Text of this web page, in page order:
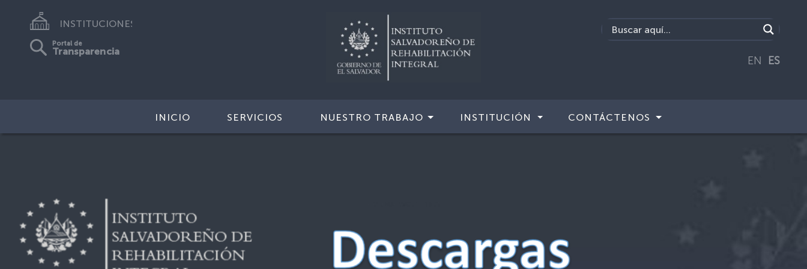
INSTITUCIONES
Portal de
Transparencia
EN ES
INICIO SERVICIOS NUESTRO TRABAJO INSTITUCIÓN CONTÁCTENOS